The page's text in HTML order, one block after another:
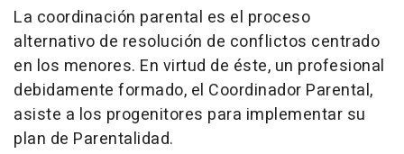
La coordinación parental es el proceso
alternativo de resolución de conflictos centrado
en los menores. En virtud de éste, un profesional
debidamente formado, el Coordinador Parental,
asiste a los progenitores para implementar su
plan de Parentalidad.